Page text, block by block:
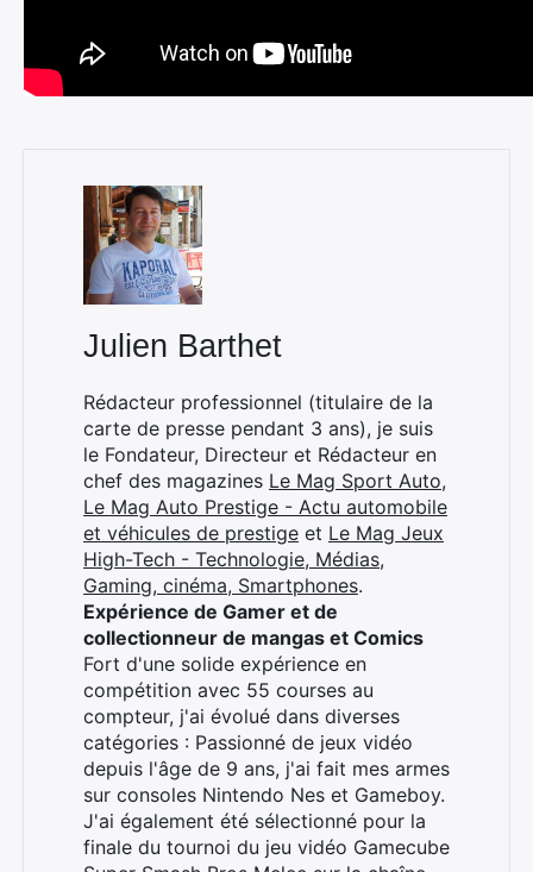
Julien Barthet
Rédacteur professionnel (titulaire de la
carte de presse pendant 3 ans), je suis
le Fondateur, Directeur et Rédacteur en
chef des magazines Le Mag Sport Auto,
Le Mag Auto Prestige - Actu automobile
et véhicules de prestige et Le Mag Jeux
High-Tech - Technologie, Médias,
Gaming, cinéma, Smartphones.
Expérience de Gamer et de
collectionneur de mangas et Comics
Fort d'une solide expérience en
compétition avec 55 courses au
compteur, j'ai évolué dans diverses
catégories : Passionné de jeux vidéo
depuis l'âge de 9 ans, j'ai fait mes armes
sur consoles Nintendo Nes et Gameboy.
J'ai également été sélectionné pour la
finale du tournoi du jeu vidéo Gamecube